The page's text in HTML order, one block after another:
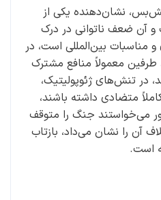
نشان‌دهنده یکی از
آن ضعف ناتوانی در درک
مناسبات بین‌المللی است، در
طرفین معمولاً منافع مشترک
در تنش‌های ژئوپولیتیک،
متضادی داشته باشند،
می‌خواستند جنگ را متوقف
آن را نشان می‌داد، بازتاب
است.